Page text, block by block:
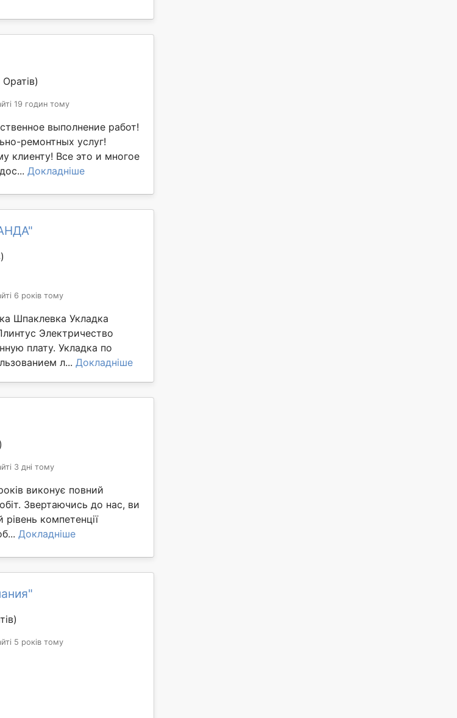
19 годин тому
выполнение работ!
ремонтных услуг!
клиенту! Все это и многое
Докладніше
6 років тому
Шпаклевка Укладка
Электричество
плату. Укладка по
л... Докладніше
3 дні тому
виконує повний
Звертаючись до нас, ви
компетенції
Докладніше
5 років тому